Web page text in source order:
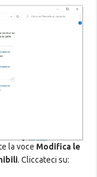
la voce Modifica le
. Cliccateci su: